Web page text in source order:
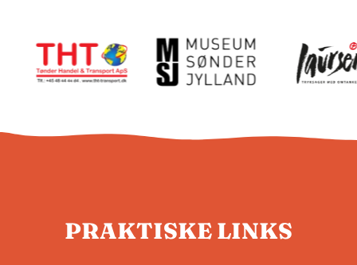
PRAKTISKE LINKS